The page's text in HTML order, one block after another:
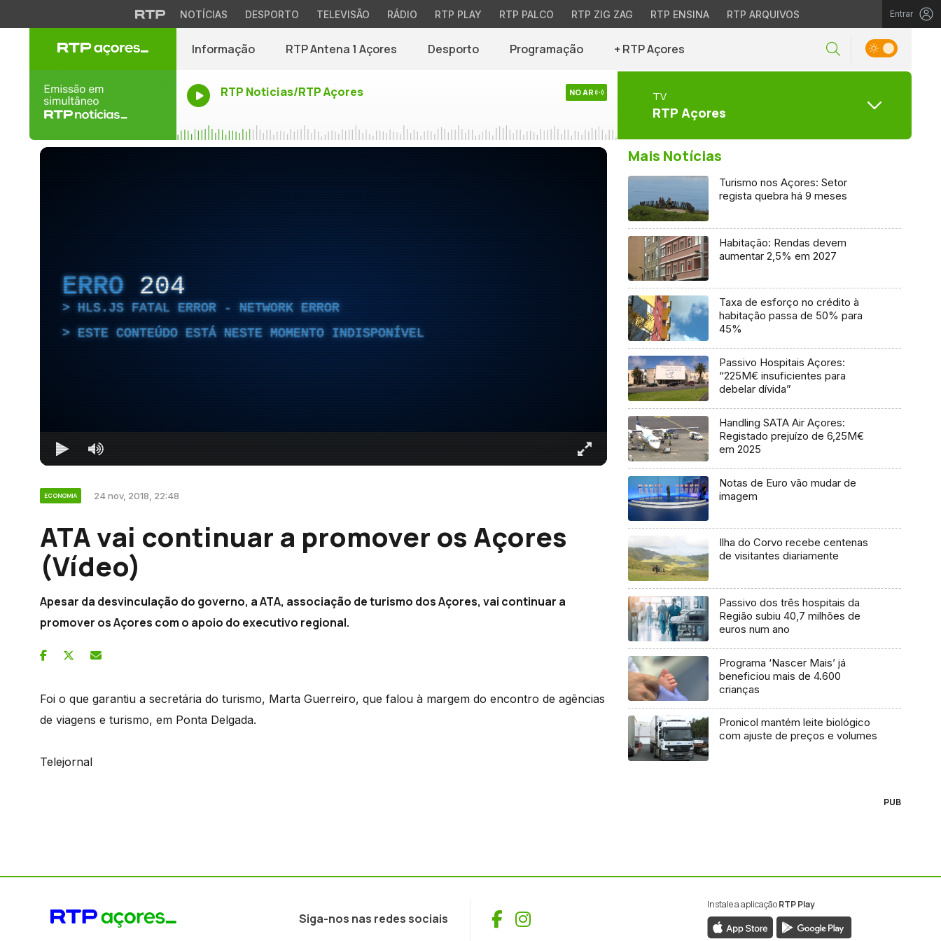
NOTÍCIAS DESPORTO TELEVISÃO RÁDIO RTP PLAY RTP PALCO RTP ZIG ZAG RTP ENSINA RTP ARQUIVOS Entrar
Informação RTP Antena 1 Açores Desporto Programação + RTP Açores
RTP Noticias/RTP Açores NO AR TV
RTP Açores
ERRO 204
HLS.JS FATAL ERROR - NETWORK ERROR
ESTE CONTEÚDO ESTÁ NESTE MOMENTO INDISPONÍVEL
ECONOMIA 24 nov, 2018, 22:48
ATA vai continuar a promover os Açores
(Vídeo)
Apesar da desvinculação do governo, a ATA, associação de turismo dos Açores, vai continuar a
promover os Açores com o apoio do executivo regional.
Foi o que garantiu a secretária do turismo, Marta Guerreiro, que falou à margem do encontro de agências
de viagens e turismo, em Ponta Delgada.
Telejornal
Mais Notícias
Turismo nos Açores: Setor
regista quebra há 9 meses
Habitação: Rendas devem
aumentar 2,5% em 2027
Taxa de esforço no crédito à
habitação passa de 50% para
45%
Passivo Hospitais Açores:
“225M€ insuficientes para
debelar dívida”
Handling SATA Air Açores:
Registado prejuízo de 6,25M€
em 2025
Notas de Euro vão mudar de
imagem
Ilha do Corvo recebe centenas
de visitantes diariamente
Passivo dos três hospitais da
Região subiu 40,7 milhões de
euros num ano
Programa ‘Nascer Mais’ já
beneficiou mais de 4.600
crianças
Pronicol mantém leite biológico
com ajuste de preços e volumes
PUB
Siga-nos nas redes sociais Facebook
Instagram
Instale a aplicaçãoRTP Play